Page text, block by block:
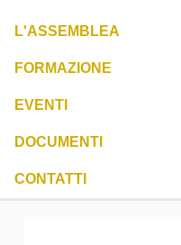
L'ASSEMBLEA
FORMAZIONE
EVENTI
DOCUMENTI
CONTATTI